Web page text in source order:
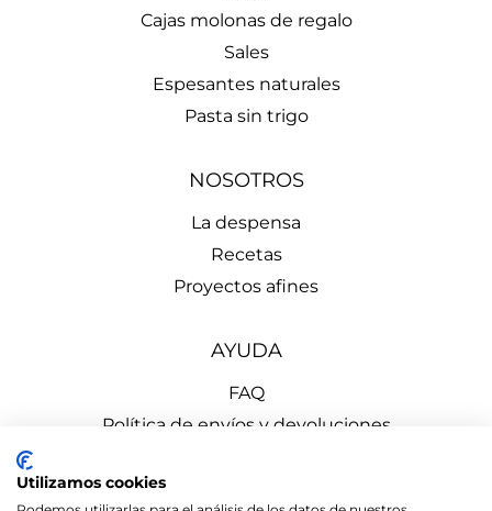
Cajas molonas de regalo
Sales
Espesantes naturales
Pasta sin trigo
NOSOTROS
La despensa
Recetas
Proyectos afines
AYUDA
FAQ
Política de envíos y devoluciones
Política de Privacidad
Utilizamos cookies